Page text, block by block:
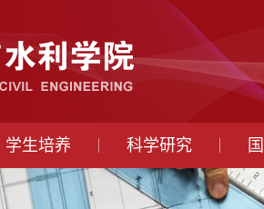
学生培养 科学研究